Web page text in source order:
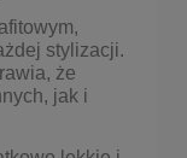
stylizacji.
że
jak i